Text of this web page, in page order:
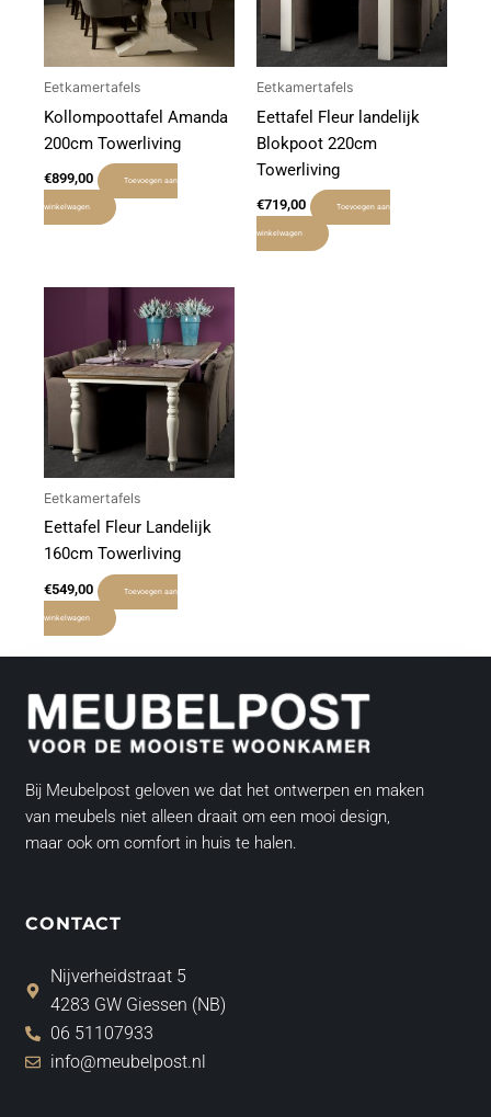
Eetkamertafels
Kollompoottafel Amanda
200cm Towerliving
€899,00 Toevoegen aan
winkelwagen
Eetkamertafels
Eettafel Fleur landelijk
Blokpoot 220cm
Towerliving
€719,00 Toevoegen aan
winkelwagen
Eetkamertafels
Eettafel Fleur Landelijk
160cm Towerliving
€549,00 Toevoegen aan
winkelwagen
Bij Meubelpost geloven we dat het ontwerpen en maken
van meubels niet alleen draait om een mooi design,
maar ook om comfort in huis te halen.
CONTACT
Nijverheidstraat 5
4283 GW Giessen (NB)
06 51107933
info@meubelpost.nl